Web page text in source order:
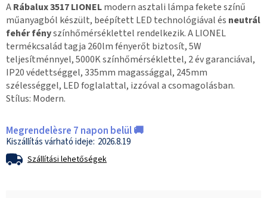
ARábalux 3517 LIONELmodern asztali lámpa fekete színű
műanyagból készült, beépített LED technológiával és neutrál
fehér fényszínhőmérséklettel rendelkezik. A LIONEL
termékcsalád tagja 260lm fényerőt biztosít, 5W
teljesítménnyel, 5000K színhőmérséklettel, 2 év garanciával,
IP20 védettséggel, 335mm magassággal, 245mm
szélességgel, LED foglalattal, izzóval a csomagolásban.
Stílus: Modern.
Megrendelèsre 7 napon belül 🚚
2026.8.19
Szállítási lehetőségek